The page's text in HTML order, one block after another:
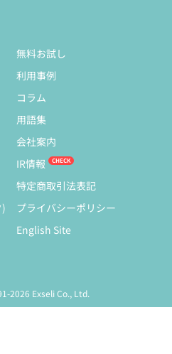
無料お試し
利用事例
コラム
用語集
会社案内
IR情報
特定商取引法表記
プライバシーポリシー
English Site
2026 Exseli Co., Ltd.